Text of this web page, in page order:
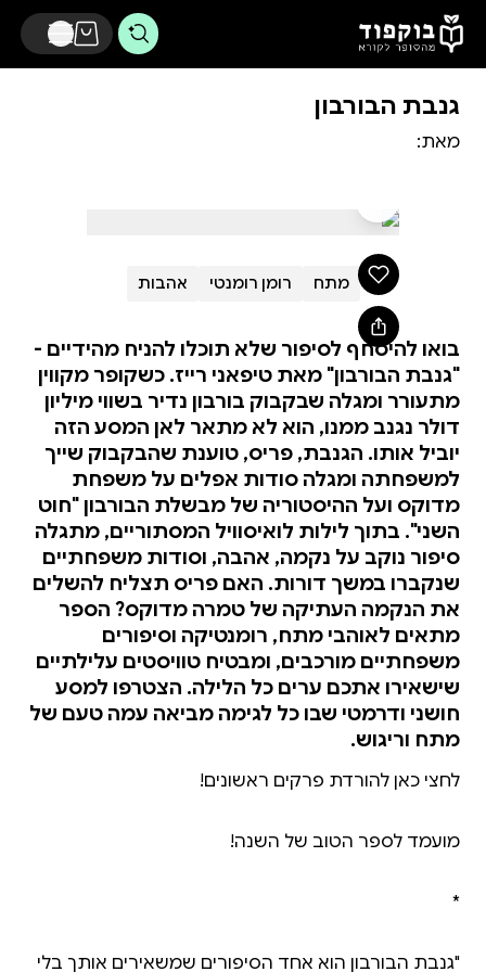
דלג לתוכן הראשי
גנבת הבורבון
מאת:
מתח רומן רומנטי אהבות
בואו להיסחף לסיפור שלא תוכלו להניח מהידיים -
"גנבת הבורבון" מאת טיפאני רייז. כשקופר מקווין
מתעורר ומגלה שבקבוק בורבון נדיר בשווי מיליון
דולר נגנב ממנו, הוא לא מתאר לאן המסע הזה
יוביל אותו. הגנבת, פריס, טוענת שהבקבוק שייך
למשפחתה ומגלה סודות אפלים על משפחת
מדוקס ועל ההיסטוריה של מבשלת הבורבון "חוט
השני". בתוך לילות לואיסוויל המסתוריים, מתגלה
סיפור נוקב על נקמה, אהבה, וסודות משפחתיים
שנקברו במשך דורות. האם פריס תצליח להשלים
את הנקמה העתיקה של טמרה מדוקס? הספר
מתאים לאוהבי מתח, רומנטיקה וסיפורים
משפחתיים מורכבים, ומבטיח טוויסטים עלילתיים
שישאירו אתכם ערים כל הלילה. הצטרפו למסע
חושני ודרמטי שבו כל לגימה מביאה עמה טעם של
מתח וריגוש.
"גנבת הבורבון הוא אחד הסיפורים שמשאירים אותך בלי